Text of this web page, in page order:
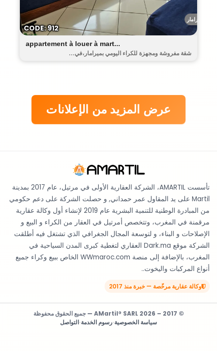
ميرامار
appartement à louer à mart...
شقة مفروشة ومجهزة للكراء اليومي بميرامار،في...
CODE: 912
عرض المزيد من الإعلانات
تأسست AMARTIL، الشركة العقارية الأولى في مرتيل، عام 2017 بمدينة
Martil على يد المقاول عمر حمداني, و حصلت الشركة على دعم حكومي
من المبادرة الوطنية للتنمية البشرية عام 2019 لإنشاء أول وكالة عقارية
مرقمنة في المغرب، وتتخصص أمرتيل في العقار من الكراء و البيع و
الإصلاحات و البناء، و لتوسعة المجال الجغرافي الذي تشتغل فيه أطلقت
الشركة موقع Dark.ma العقاري لتغطية كبرى المدن السياحية في
المغرب، بالإضافة إلى منصة WWmaroc.com الخاص ببيع وكراء جميع
أنواع المركبات واليخوت..
وكالة عقارية مرخّصة — خبرة منذ 2017
© 2017 – 2026 AMartil® SARL — جميع الحقوق محفوظة
سياسة الخصوصية·رسوم الخدمة·التواصل